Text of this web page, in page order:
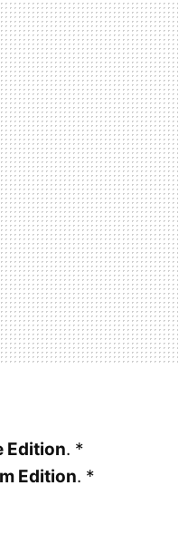
Edition. *
Edition. *